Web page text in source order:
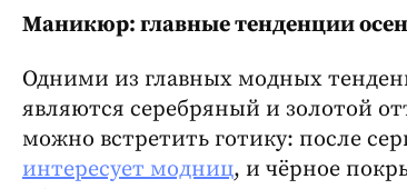
Маникюр: главные тенденции
Одними из главных модных
являются серебряный и золотой
можно встретить готику: после
интересует модниц, и чёрное